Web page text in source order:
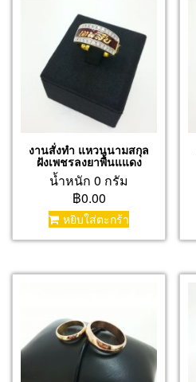
งานสั่งทำ แหวนนามสกุล
ฝังเพชรลงยาพื้นแแดง
น้ำหนัก 0 กรัม
฿0.00
หยิบใส่ตะกร้า